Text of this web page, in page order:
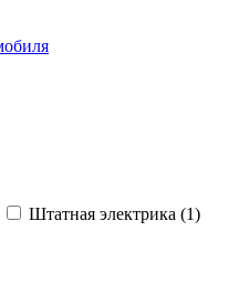
Штатная электрика (1)